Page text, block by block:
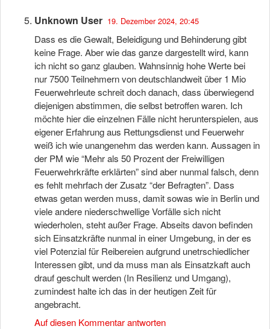
Unknown User 19. Dezember 2024, 20:45
Dass es die Gewalt, Beleidigung und Behinderung gibt
keine Frage. Aber wie das ganze dargestellt wird, kann
ich nicht so ganz glauben. Wahnsinnig hohe Werte bei
nur 7500 Teilnehmern von deutschlandweit über 1 Mio
Feuerwehrleute schreit doch danach, dass überwiegend
diejenigen abstimmen, die selbst betroffen waren. Ich
möchte hier die einzelnen Fälle nicht herunterspielen, aus
eigener Erfahrung aus Rettungsdienst und Feuerwehr
weiß ich wie unangenehm das werden kann. Aussagen in
der PM wie “Mehr als 50 Prozent der Freiwilligen
Feuerwehrkräfte erklärten” sind aber nunmal falsch, denn
es fehlt mehrfach der Zusatz “der Befragten”. Dass
etwas getan werden muss, damit sowas wie in Berlin und
viele andere niederschwellige Vorfälle sich nicht
wiederholen, steht außer Frage. Abseits davon befinden
sich Einsatzkräfte nunmal in einer Umgebung, in der es
viel Potenzial für Reibereien aufgrund unetrschiedlicher
Interessen gibt, und da muss man als Einsatzkaft auch
drauf geschult werden (In Resilienz und Umgang),
zumindest halte ich das in der heutigen Zeit für
angebracht.
Auf diesen Kommentar antworten